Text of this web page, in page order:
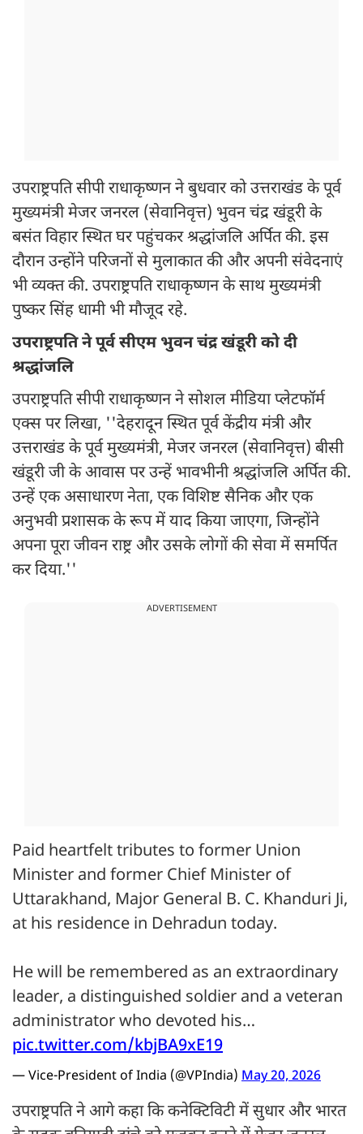
उपराष्ट्रपति सीपी राधाकृष्णन ने बुधवार को उत्तराखंड के पूर्व
मुख्यमंत्री मेजर जनरल (सेवानिवृत्त) भुवन चंद्र खंडूरी के
बसंत विहार स्थित घर पहुंचकर श्रद्धांजलि अर्पित की. इस
दौरान उन्होंने परिजनों से मुलाकात की और अपनी संवेदनाएं
भी व्यक्त की. उपराष्ट्रपति राधाकृष्णन के साथ मुख्यमंत्री
पुष्कर सिंह धामी भी मौजूद रहे.
उपराष्ट्रपति ने पूर्व सीएम भुवन चंद्र खंडूरी को दी
श्रद्धांजलि
उपराष्ट्रपति सीपी राधाकृष्णन ने सोशल मीडिया प्लेटफॉर्म
एक्स पर लिखा, ''देहरादून स्थित पूर्व केंद्रीय मंत्री और
उत्तराखंड के पूर्व मुख्यमंत्री, मेजर जनरल (सेवानिवृत्त) बीसी
खंडूरी जी के आवास पर उन्हें भावभीनी श्रद्धांजलि अर्पित की.
उन्हें एक असाधारण नेता, एक विशिष्ट सैनिक और एक
अनुभवी प्रशासक के रूप में याद किया जाएगा, जिन्होंने
अपना पूरा जीवन राष्ट्र और उसके लोगों की सेवा में समर्पित
कर दिया.''
ADVERTISEMENT
Paid heartfelt tributes to former Union
Minister and former Chief Minister of
Uttarakhand, Major General B. C. Khanduri Ji,
at his residence in Dehradun today.
He will be remembered as an extraordinary
leader, a distinguished soldier and a veteran
administrator who devoted his…
pic.twitter.com/kbjBA9xE19
— Vice-President of India (@VPIndia) May 20, 2026
उपराष्ट्रपति ने आगे कहा कि कनेक्टिविटी में सुधार और भारत